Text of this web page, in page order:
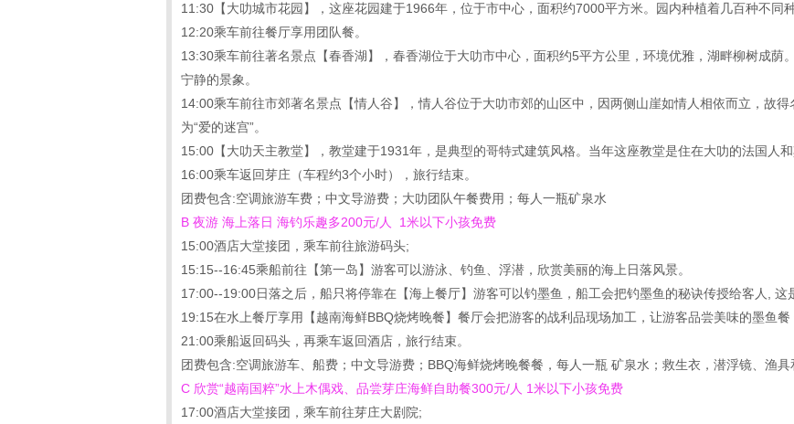
11:30【大叻城市花园】，这座花园建于1966年，位于市中心，面积约7000平方米。园内种植着几百种不同种
12:20乘车前往餐厅享用团队餐。
13:30乘车前往著名景点【春香湖】，春香湖位于大叻市中心，面积约5平方公里，环境优雅，湖畔柳树成荫
宁静的景象。
14:00乘车前往市郊著名景点【情人谷】，情人谷位于大叻市郊的山区中，因两侧山崖如情人相依而立，故
为“爱的迷宫”。
15:00【大叻天主教堂】，教堂建于1931年，是典型的哥特式建筑风格。当年这座教堂是住在大叻的法国人和
16:00乘车返回芽庄（车程约3个小时），旅行结束。
团费包含:空调旅游车费；中文导游费；大叻团队午餐费用；每人一瓶矿泉水
B 夜游 海上落日 海钓乐趣多200元/人 1米以下小孩免费
15:00酒店大堂接团，乘车前往旅游码头;
15:15--16:45乘船前往【第一岛】游客可以游泳、钓鱼、浮潜，欣赏美丽的海上日落风景。
17:00--19:00日落之后，船只将停靠在【海上餐厅】游客可以钓墨鱼，船工会把钓墨鱼的秘诀传授给客人, 这
19:15在水上餐厅享用【越南海鲜BBQ烧烤晚餐】餐厅会把游客的战利品现场加工，让游客品尝美味的墨鱼餐
21:00乘船返回码头，再乘车返回酒店，旅行结束。
团费包含:空调旅游车、船费；中文导游费；BBQ海鲜烧烤晚餐餐，每人一瓶 矿泉水；救生衣，潜浮镜、渔具
C 欣赏“越南国粹”水上木偶戏、品尝芽庄海鲜自助餐300元/人 1米以下小孩免费
17:00酒店大堂接团，乘车前往芽庄大剧院;